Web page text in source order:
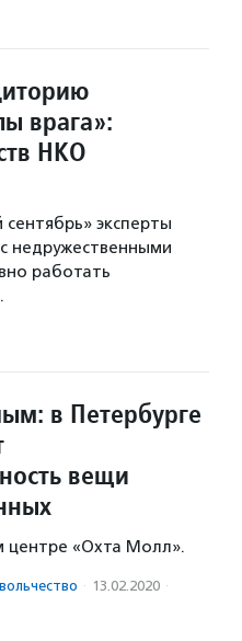
врага»:
НКО
эксперты
недружественными
работать
в Петербурге
вещи
центре «Охта Молл».
· 13.02.2020 ·